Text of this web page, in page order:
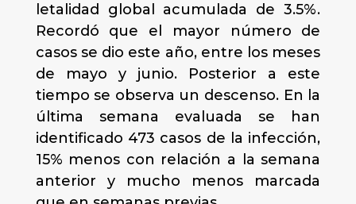
letalidad global acumulada de 3.5%.
Recordó que el mayor número de
casos se dio este año, entre los meses
de mayo y junio. Posterior a este
tiempo se observa un descenso. En la
última semana evaluada se han
identificado 473 casos de la infección,
15% menos con relación a la semana
anterior y mucho menos marcada